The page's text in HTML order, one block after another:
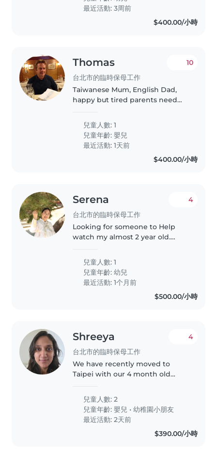
enjoys playing, reading books,..
最近活動: 3周前
$400.00/小時
Thomas
台北市的臨時保母工作
10
Taiwanese Mum, English Dad,
happy but tired parents need
week old baby boy. Thank you!
兒童人數: 1
兒童年齡:嬰兒
最近活動: 1天前
$400.00/小時
Serena
台北市的臨時保母工作
4
Looking for someone to Help
watch my almost 2 year old.
She is just older so needs
someone to play with my child
兒童人數: 1
兒童年齡:幼兒
最近活動: 1个月前
$500.00/小時
Shreeya
台北市的臨時保母工作
4
We have recently moved to
Taipei with our 4 month old
looking for someone to help out
4 hours a day during weekdays.
They will primarily be watching..
兒童人數: 2
兒童年齡:嬰兒 •幼稚園小朋友
最近活動: 2天前
$390.00/小時